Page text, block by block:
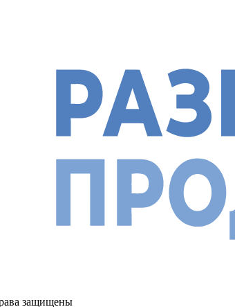
защищены